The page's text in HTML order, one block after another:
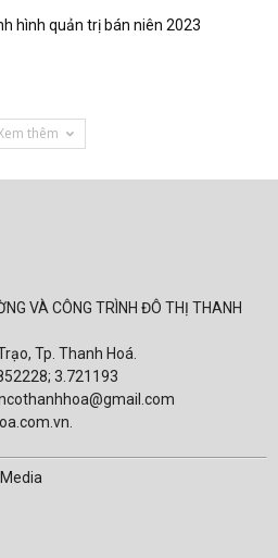
hình quản trị bán niên 2023
thêm
VÀ CÔNG TRÌNH ĐÔ THỊ THANH
Tp. Thanh Hoá.
3.721193